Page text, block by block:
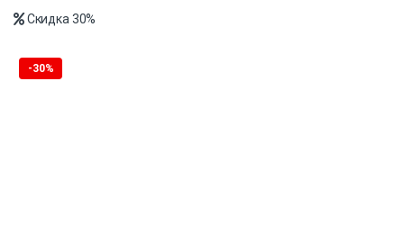
Скидка 30%
-30%